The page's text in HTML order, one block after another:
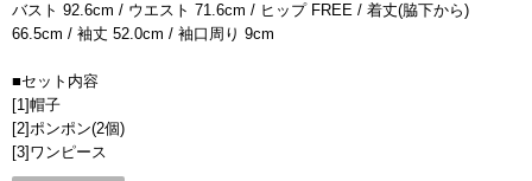
バスト 92.6cm / ウエスト 71.6cm / ヒップ FREE / 着丈(脇下から)
66.5cm / 袖丈 52.0cm / 袖口周り 9cm
■セット内容
[1]帽子
[2]ポンポン(2個)
[3]ワンピース